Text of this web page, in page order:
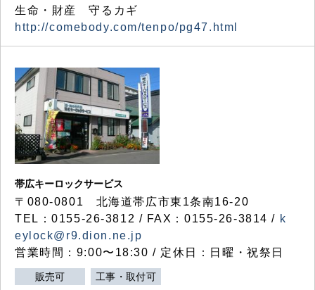
生命・財産 守るカギ
http://comebody.com/tenpo/pg47.html
帯広キーロックサービス
〒080-0801 北海道帯広市東1条南16-20
TEL：0155-26-3812 / FAX：0155-26-3814 / k
eylock@r9.dion.ne.jp
営業時間：9:00〜18:30 / 定休日：日曜・祝祭日
販売可 工事・取付可